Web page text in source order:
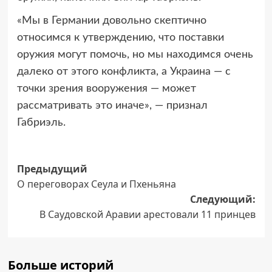
«Мы в Германии довольно скептично
относимся к утверждению, что поставки
оружия могут помочь, но мы находимся очень
далеко от этого конфликта, а Украина — с
точки зрения вооружения — может
рассматривать это иначе», — признал
Габриэль.
Навигация
записи
Предыдущий
О переговорах Сеула и Пхеньяна
Следующий:
В Саудовской Аравии арестовали 11 принцев
Больше историй